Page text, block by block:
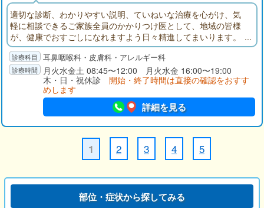
適切な診断、わかりやすい説明、ていねいな治療を心がけ、気
軽に相談できるご家族全員のかかりつけ医として、地域の皆様
が、健康でおすごしになれますよう日々精進してまいります。
かぜ、インフルエンザ、花粉症、めまい、耳鳴り、難聴といっ
た耳鼻咽喉科疾患とアトピー性皮膚炎、ニキビ、水虫などのあ
らゆる皮膚疾患についての様々なお悩みにそれぞれ経験豊富な
専門医が、診察にあたらせていただきます。
耳鼻咽喉科・皮膚科・アレルギー科
月火水金土 08:45〜12:00 月火水金 16:00〜19:00
木・日・祝休診 開始・終了時間は直接の確認をおすす
めします
詳細を見る
1 2 3 4 5
部位・症状から探してみる